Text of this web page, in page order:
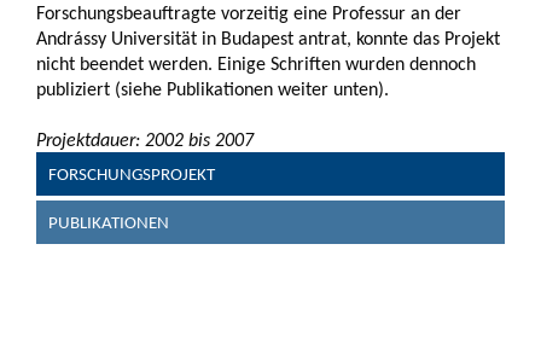
Forschungsbeauftragte vorzeitig eine Professur an der
Andrássy Universität in Budapest antrat, konnte das Projekt
nicht beendet werden. Einige Schriften wurden dennoch
publiziert (siehe Publikationen weiter unten).
Projektdauer: 2002 bis 2007
FORSCHUNGSPROJEKT
PUBLIKATIONEN